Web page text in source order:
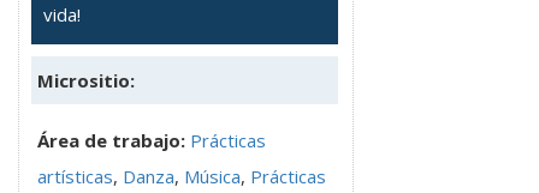
vida!
Micrositio:
Área de trabajo: Prácticas
artísticas, Danza, Música, Prácticas